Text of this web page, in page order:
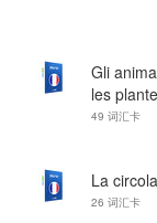
Gli
les
49 词汇卡
La
26 词汇卡